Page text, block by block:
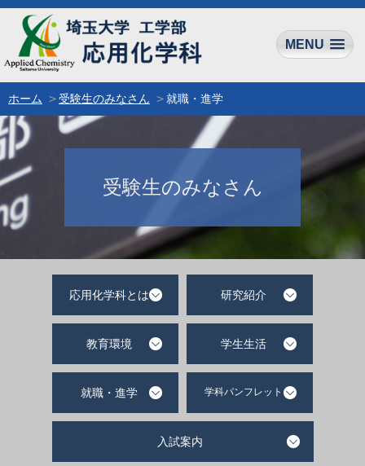
MENU
ホーム 受験生のみなさん 就職・進学
受験生のみなさん
応用化学科とは 研究紹介
教育環境 学生生活
就職・進学 学科パンフレット
入試案内